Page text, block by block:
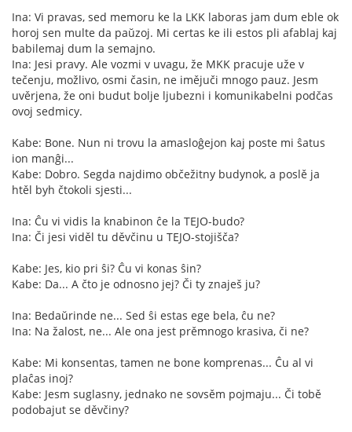
Ina: Vi pravas, sed memoru ke la LKK laboras jam dum eble ok
horoj sen multe da paŭzoj. Mi certas ke ili estos pli afablaj kaj
babilemaj dum la semajno.
Ina: Jesi pravy. Ale vozmi v uvagu, že MKK pracuje uže v
tečenju, možlivo, osmi časin, ne imějuči mnogo pauz. Jesm
uvěrjena, že oni budut bolje ljubezni i komunikabelni podčas
ovoj sedmicy.
Kabe: Bone. Nun ni trovu la amasloĝejon kaj poste mi ŝatus
ion manĝi...
Kabe: Dobro. Segda najdimo občežitny budynok, a poslě ja
htěl byh čtokoli sjesti...
Ina: Ĉu vi vidis la knabinon ĉe la TEJO-budo?
Ina: Či jesi viděl tu děvčinu u TEJO-stojišča?
Kabe: Jes, kio pri ŝi? Ĉu vi konas ŝin?
Kabe: Da... A čto je odnosno jej? Či ty znaješ ju?
Ina: Bedaŭrinde ne... Sed ŝi estas ege bela, ĉu ne?
Ina: Na žalost, ne... Ale ona jest prěmnogo krasiva, či ne?
Kabe: Mi konsentas, tamen ne bone komprenas... Ĉu al vi
plaĉas inoj?
Kabe: Jesm suglasny, jednako ne sovsěm pojmaju... Či tobě
podobajut se děvčiny?